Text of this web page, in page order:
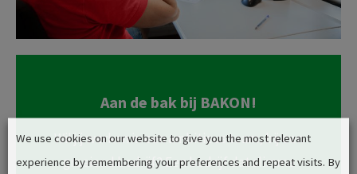
Aan de bak bij BAKON!
Wil jij werken in een ambitieus team, bij een
groeiend bedrijf? Een bedrijf dat slimme
We use cookies on our website to give you the most relevant
experience by remembering your preferences and repeat visits. By